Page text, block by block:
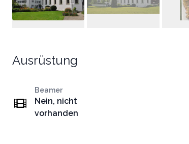
Ausrüstung
Beamer
Nein, nicht
vorhanden